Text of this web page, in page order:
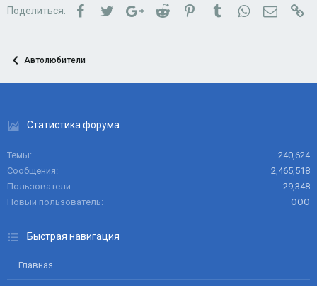
Поделиться: FacebookTwitterGoogle+Reddit PinterestTumblrWhatsApp
Автолюбители
Статистика форума
Темы
240,624
Сообщения
2,465,518
Пользователи
29,348
Новый пользователь
ООО
Быстрая навигация
Главная